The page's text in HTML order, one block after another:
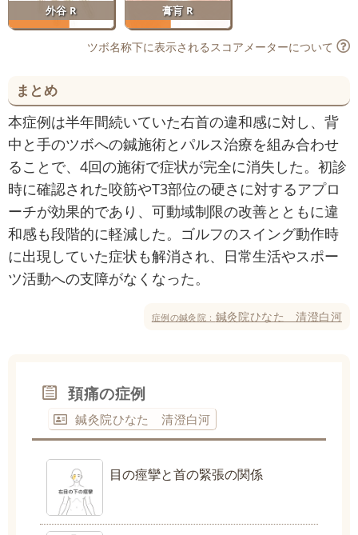
外谷 R 膏肓 R
ツボ名称下に表示されるスコアメーターについて
まとめ
本症例は半年間続いていた右首の違和感に対し、背
中と手のツボへの鍼施術とパルス治療を組み合わせ
ることで、4回の施術で症状が完全に消失した。初診
時に確認された咬筋やT3部位の硬さに対するアプロ
ーチが効果的であり、可動域制限の改善とともに違
和感も段階的に軽減した。ゴルフのスイング動作時
に出現していた症状も解消され、日常生活やスポー
ツ活動への支障がなくなった。
症例の鍼灸院： 鍼灸院ひなた 清澄白河
頚痛の症例
鍼灸院ひなた 清澄白河
目の痙攣と首の緊張の関係